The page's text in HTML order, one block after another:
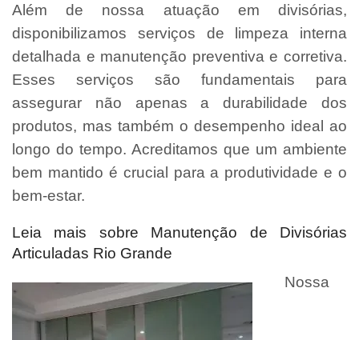
Além de nossa atuação em divisórias,
disponibilizamos serviços de limpeza interna
detalhada e manutenção preventiva e corretiva.
Esses serviços são fundamentais para
assegurar não apenas a durabilidade dos
produtos, mas também o desempenho ideal ao
longo do tempo. Acreditamos que um ambiente
bem mantido é crucial para a produtividade e o
bem-estar.
Leia mais sobre Manutenção de Divisórias
Articuladas Rio Grande
Nossa